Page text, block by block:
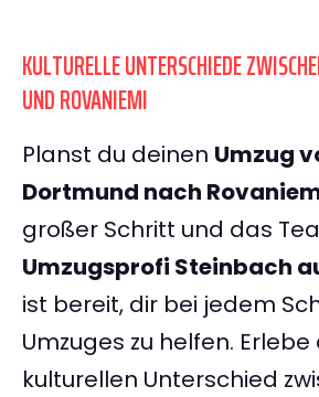
KULTURELLE UNTERSCHIEDE
UND ROVANIEMI
Planst du deinen Umzug
Dortmund nach
großer Schritt und das
Umzugsprofi Steinbach
ist bereit, dir bei jedem
Umzuges zu helfen. Erlebe
kulturellen Unterschied